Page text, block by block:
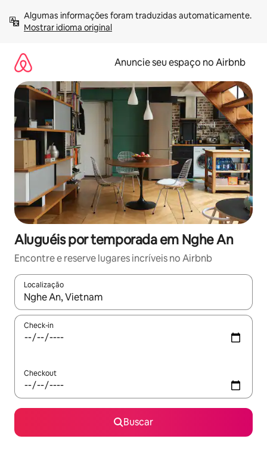
para
Mostrar idioma original
Anuncie seu espaço no Airbnb
Aluguéis por temporada em Nghe An
Encontre e reserve lugares incríveis no Airbnb
Localização
Quando os resultados estiverem disponíveis, explore-os
Check-in
Checkout
Buscar